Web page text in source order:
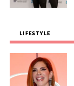
LIFESTYLE